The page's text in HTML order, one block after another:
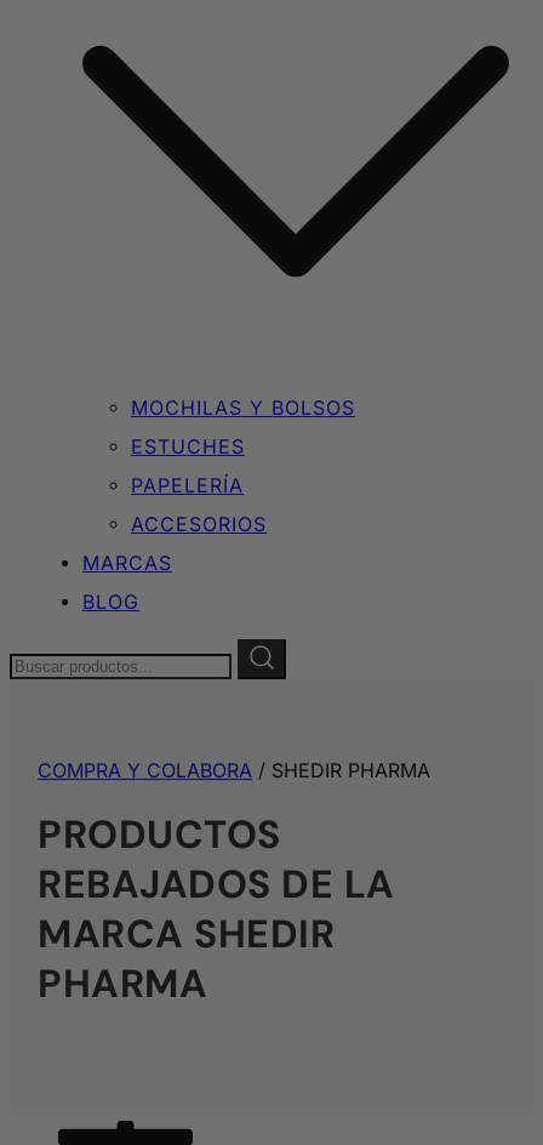
MOCHILAS Y BOLSOS
ESTUCHES
PAPELERÍA
ACCESORIOS
MARCAS
BLOG
Buscar:
COMPRA Y COLABORA / SHEDIR PHARMA
PRODUCTOS
REBAJADOS DE LA
MARCA SHEDIR
PHARMA